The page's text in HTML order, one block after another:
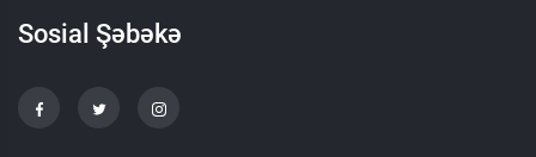
Sosial Şəbəkə